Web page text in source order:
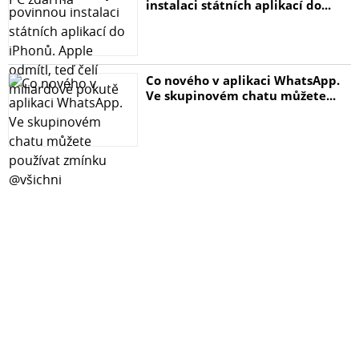
instalaci státních aplikací do...
Co nového v aplikaci WhatsApp.
Ve skupinovém chatu můžete...